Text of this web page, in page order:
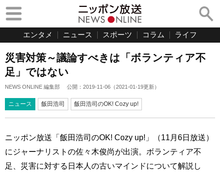
エンタメ ニュース スポーツ コラム ライフ
災害対策～議論すべきは「ボランティア不
足」ではない
NEWS ONLINE 編集部 公開： 2019-11-06 （2021-01-19更新）
ニュース 飯田浩司 飯田浩司のOK! Cozy up!
ニッポン放送「飯田浩司のOK! Cozy up!」（11月6日放送）
にジャーナリストの佐々木俊尚が出演。ボランティア不
足、災害に対する日本人の古いマインドについて解説し